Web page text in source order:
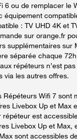
6 ou de remplacer le
équipement
: TV UHD 4K et
sur orange.fr
supplémentaires sur
séparée chaque
répéteurs n’est
via les autres offres.
Répéteurs Wifi 7 sont
Livebox Up et Max
est
Livebox Up et Max,
sont accessibles